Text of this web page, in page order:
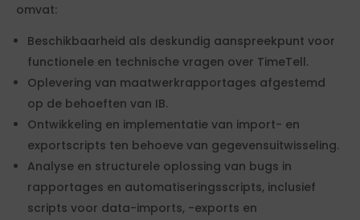
omvat:
Beschikbaarheid als deskundig aanspreekpunt voor
functionele en technische vragen over TimeTell.
Oplevering van maatwerkrapportages afgestemd
op de behoeften van IB.
Ontwikkeling en implementatie van import- en
exportscripts ten behoeve van gegevensuitwisseling.
Analyse en structurele oplossing van bugs in
rapportages en automatiseringsscripts, inclusief
scripts voor data-imports, -exports en